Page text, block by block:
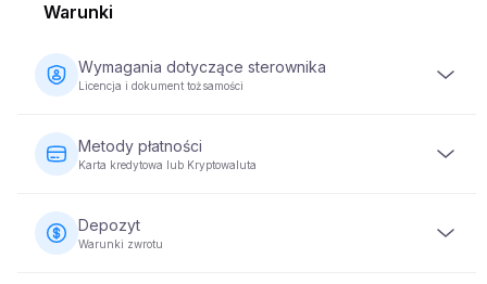
Warunki
Wymagania dotyczące sterownika
Licencja i dokument tożsamości
prawo jazdy. Wymagany jest również dokument
tożsamości (paszport lub dowód osobisty). Niektóre
pojazdy mogą wymagać, aby kierowca posiadał prawo
Metody płatności
Karta kredytowa lub Kryptowaluta
pomocą karty kredytowej lub kryptowaluty. Pełna płatność
jest wymagana w momencie rezerwacji, aby zabezpieczyć
swoją rezerwację.
Depozyt
Warunki zwrotu